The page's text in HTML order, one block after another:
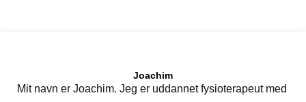
Joachim
Mit navn er Joachim. Jeg er uddannet fysioterapeut med